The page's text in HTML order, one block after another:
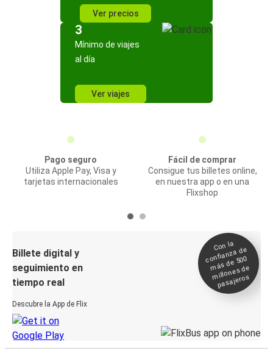
Ver precios
3
Mínimo de viajes
al día
Ver viajes
Pago seguro
Utiliza Apple Pay, Visa y
tarjetas internacionales
Fácil de comprar
Consigue tus billetes online,
en nuestra app o en una
Flixshop
Billete digital y
seguimiento en
tiempo real
Descubre la App de Flix
Con la
confianza de
más de 500
millones de
pasajeros